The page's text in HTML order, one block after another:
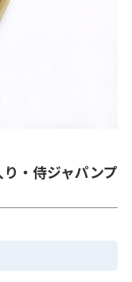
り・侍ジャパンプ